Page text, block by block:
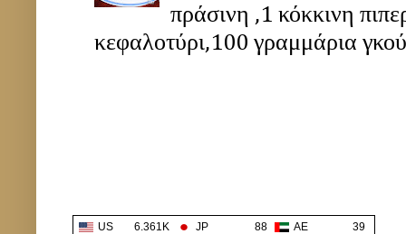
πράσινη ,1 κόκκινη
κεφαλοτύρι,100 γραμμάρια
US 6.361K JP 88 AE
39